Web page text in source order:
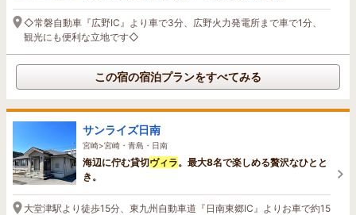
◇常磐自動車『広野IC』より車で3分、広野火力発電所まで車で1分、
観光にも便利な立地です◇
この宿の宿泊プランをすべてみる
サンライズ日南
宮崎>宮崎・青島・日南
海辺に佇む貸切ヴィラ。最大8名で楽しめる贅沢なひとと
き。
大堂津駅より徒歩15分、東九州自動車道『日南東郷IC』よりお車で約15